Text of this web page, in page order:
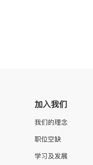
加入我们
我们的理念
职位空缺
学习及发展